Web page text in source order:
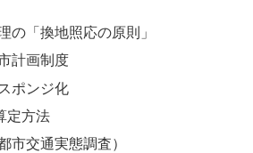
「換地照応の原則」
画制度
ンジ化
方法
交通実態調査）